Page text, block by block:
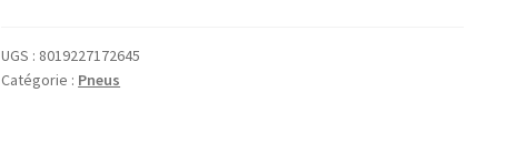
UGS : 8019227172645
Catégorie : Pneus